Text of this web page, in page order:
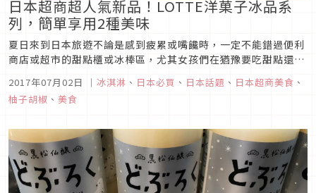
日本超商超人氣新品！LOTTE洋菓子冰品系
列，簡單享用2種美味
夏日來到日本旅遊不論是感到疲累或嘴饞時，一定不能錯過便利
商店或超市的甜點櫃或冰棒區，尤其女孩們在猶豫要吃甜點還是
冰棒時，可別錯過LOTTE推的洋菓子X冰的超人氣商品。
2017年07月02日 ｜ 冰淇淋 、 日本必買 、 日本話題 、 日本超商美食 、
柚子胡椒 、 美食